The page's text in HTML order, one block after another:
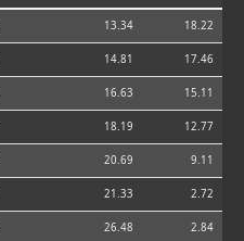
13.34 18.22
14.81 17.46
16.63 15.11
18.19 12.77
20.69 9.11
21.33 2.72
26.48 2.84